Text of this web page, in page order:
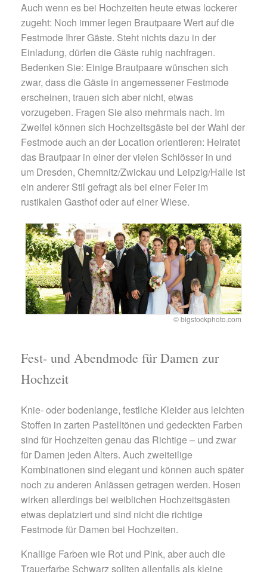
Auch wenn es bei Hochzeiten heute etwas lockerer
zugeht: Noch immer legen Brautpaare Wert auf die
Festmode Ihrer Gäste. Steht nichts dazu in der
Einladung, dürfen die Gäste ruhig nachfragen.
Bedenken Sie: Einige Brautpaare wünschen sich
zwar, dass die Gäste in angemessener Festmode
erscheinen, trauen sich aber nicht, etwas
vorzugeben. Fragen Sie also mehrmals nach. Im
Zweifel können sich Hochzeitsgäste bei der Wahl der
Festmode auch an der Location orientieren: Heiratet
das Brautpaar in einer der vielen Schlösser in und
um Dresden, Chemnitz/Zwickau und Leipzig/Halle ist
ein anderer Stil gefragt als bei einer Feier im
rustikalen Gasthof oder auf einer Wiese.
© bigstockphoto.com
Fest- und Abendmode für Damen zur
Hochzeit
Knie- oder bodenlange, festliche Kleider aus leichten
Stoffen in zarten Pastelltönen und gedeckten Farben
sind für Hochzeiten genau das Richtige – und zwar
für Damen jeden Alters. Auch zweiteilige
Kombinationen sind elegant und können auch später
noch zu anderen Anlässen getragen werden. Hosen
wirken allerdings bei weiblichen Hochzeitsgästen
etwas deplatziert und sind nicht die richtige
Festmode für Damen bei Hochzeiten.
Knallige Farben wie Rot und Pink, aber auch die
Trauerfarbe Schwarz sollten allenfalls als kleine